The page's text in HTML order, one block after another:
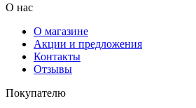
О нас
О магазине
Акции и предложения
Контакты
Отзывы
Покупателю